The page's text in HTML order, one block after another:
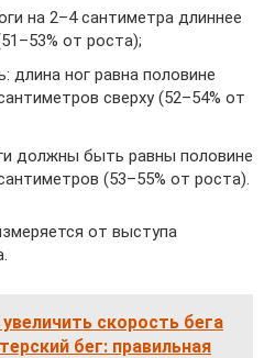
на 2–4 сантиметра длиннее
от роста);
длина ног равна половине
сверху (52–54% от
должны быть равны половине
(53–55% от роста).
от выступа
увеличить скорость бега
бег: правильная